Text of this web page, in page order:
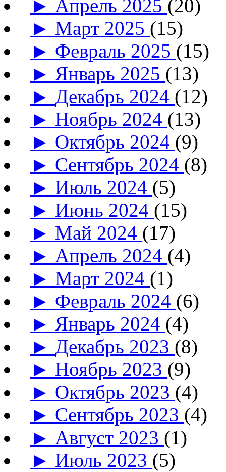
► Апрель 2025 (20)
► Март 2025 (15)
► Февраль 2025 (15)
► Январь 2025 (13)
►Декабрь 2024 (12)
► Ноябрь 2024 (13)
► Октябрь 2024 (9)
► Сентябрь 2024 (8)
► Июль 2024 (5)
► Июнь 2024 (15)
► Май 2024 (17)
► Апрель 2024 (4)
► Март 2024 (1)
► Февраль 2024 (6)
► Январь 2024 (4)
►Декабрь 2023 (8)
► Ноябрь 2023 (9)
► Октябрь 2023 (4)
► Сентябрь 2023 (4)
► Август 2023 (1)
► Июль 2023 (5)